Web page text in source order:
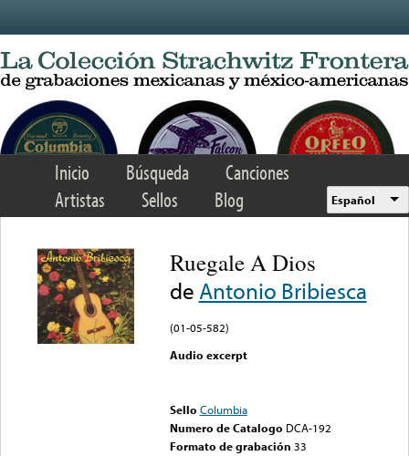
Inicio Búsqueda
Canciones
Artistas
Sellos Blog Español
Ruegale A Dios
de Antonio Bribiesca
(01-05-582)
Audio excerpt
Sello Columbia
Numero de Catalogo DCA-192
Formato de grabación 33